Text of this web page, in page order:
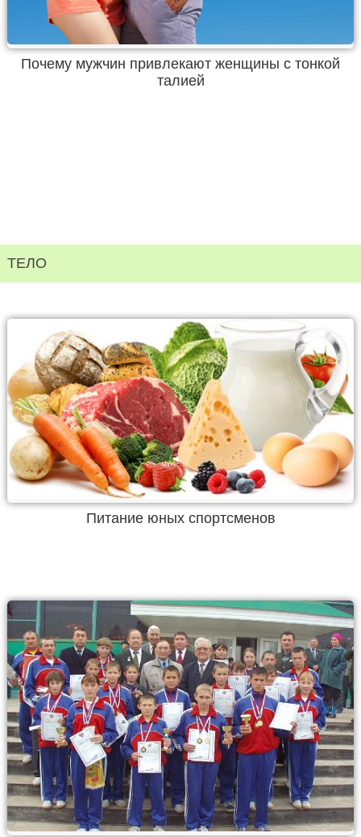
Почему мужчин привлекают женщины с тонкой
талией
ТЕЛО
Питание юных спортсменов